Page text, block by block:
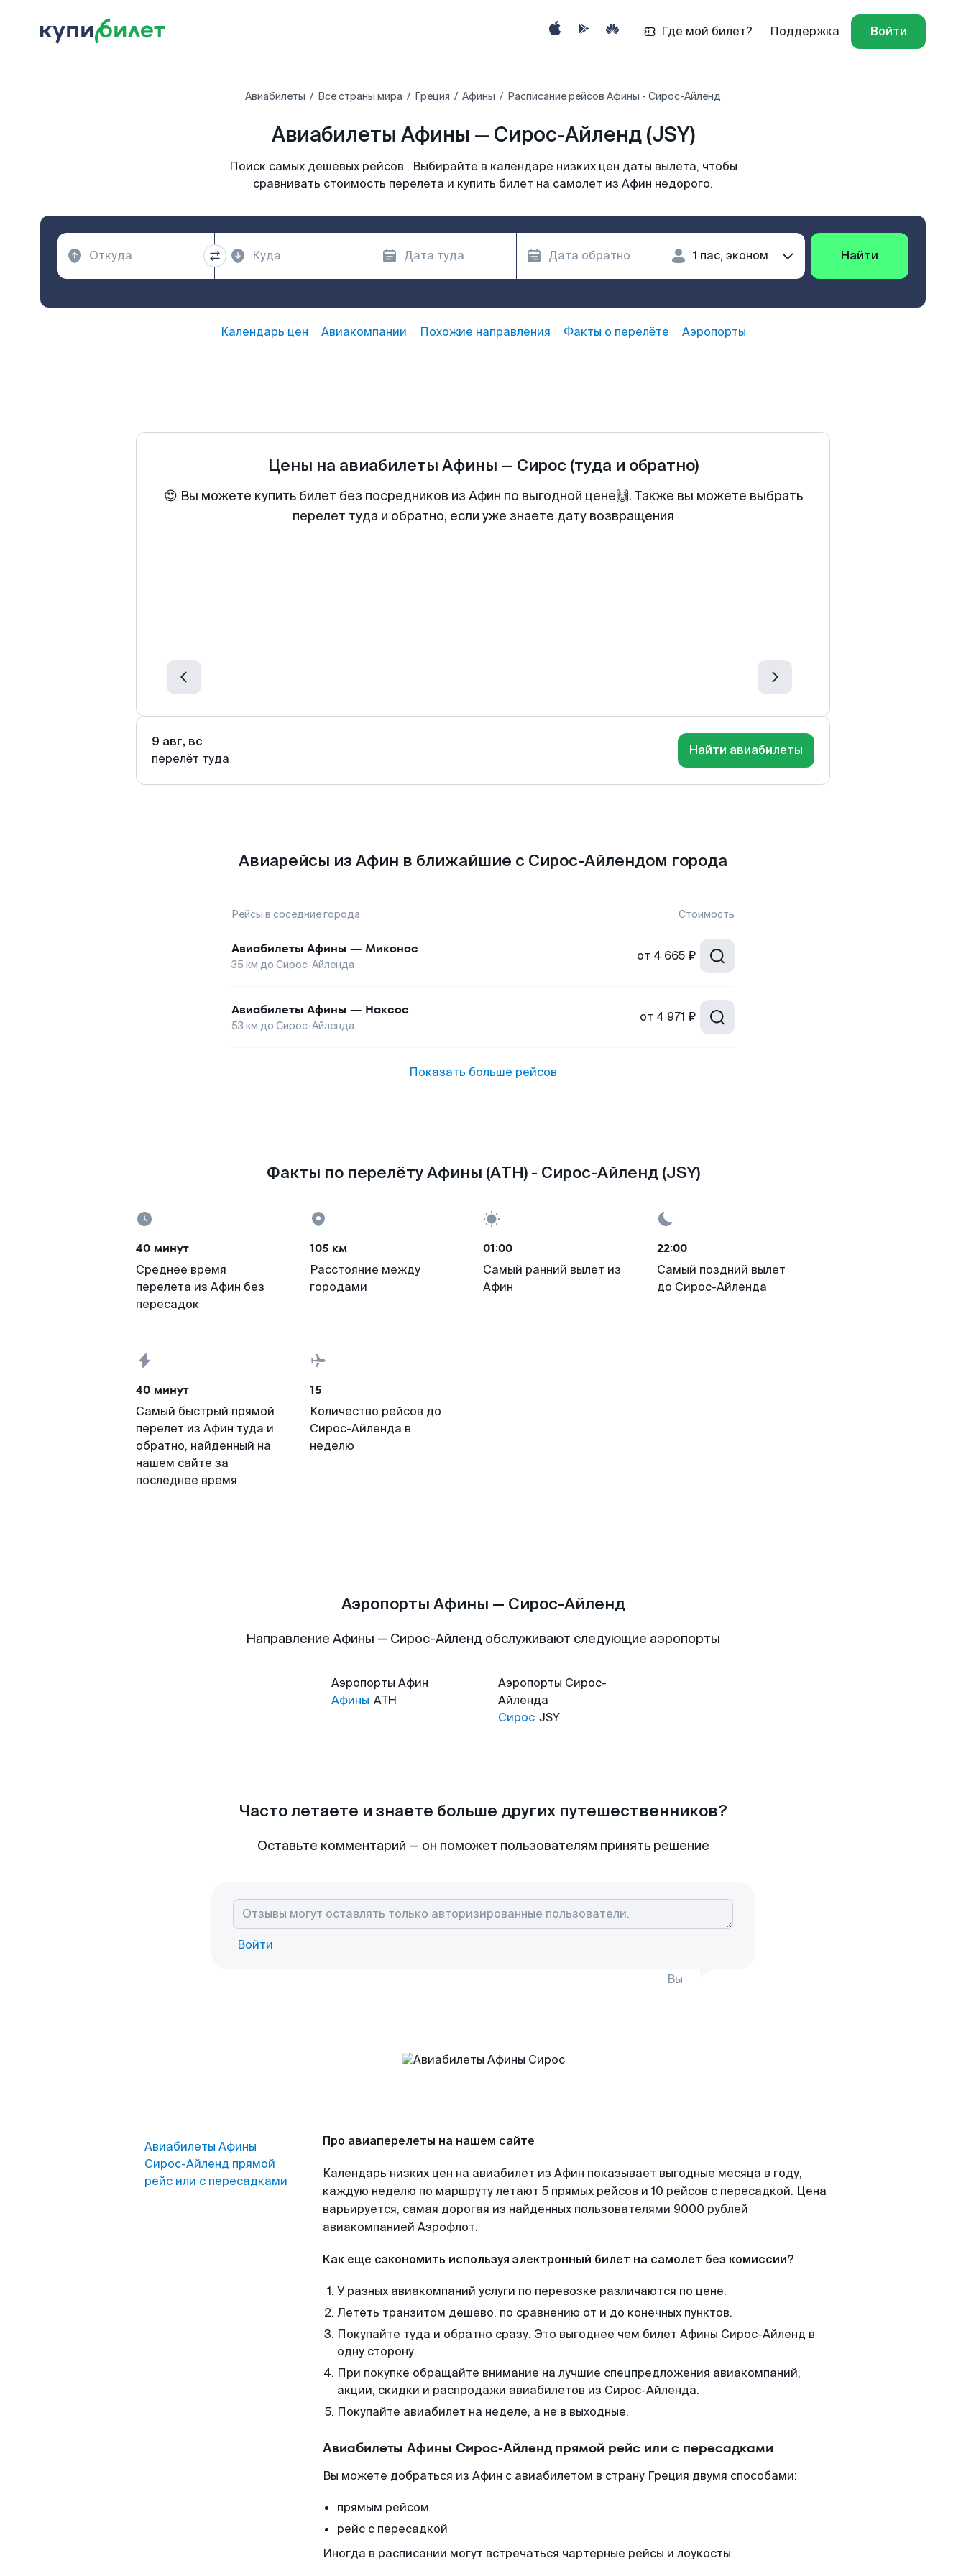
Где мой билет? Поддержка Войти
Авиабилеты Все страны мира Греция Афины Расписание рейсов Афины - Сирос-Айленд
Авиабилеты Афины — Сирос-Айленд (JSY)
Поиск самых дешевых рейсов . Выбирайте в календаре низких цен даты вылета, чтобы
сравнивать стоимость перелета и купить билет на самолет из Афин недорого.
Найти
Календарь цен Авиакомпании Похожие направления Факты о перелёте Аэропорты
Цены на авиабилеты Афины — Сирос (туда и обратно)
😍 Вы можете купить билет без посредников из Афин по выгодной цене🙌. Также вы можете выбрать
перелет туда и обратно, если уже знаете дату возвращения
9 авг, вс
перелёт туда
Найти авиабилеты
Авиарейсы из Афин в ближайшие с Сирос-Айлендом города
Рейсы в соседние города Стоимость
Авиабилеты Афины — Миконос
35 км до Сирос-Айленда
от 4 665 ₽
Авиабилеты Афины — Наксос
53 км до Сирос-Айленда
от 4 971 ₽
Показать больше рейсов
Факты по перелёту Афины (ATH) - Сирос-Айленд (JSY)
40 минут
Среднее время
перелета из Афин без
пересадок
105 км
Расстояние между
городами
01:00
Самый ранний вылет из
Афин
22:00
Самый поздний вылет
до Сирос-Айленда
40 минут
Самый быстрый прямой
перелет из Афин туда и
обратно, найденный на
нашем сайте за
последнее время
15
Количество рейсов до
Сирос-Айленда в
неделю
Аэропорты Афины — Сирос-Айленд
Направление Афины — Сирос-Айленд обслуживают следующие аэропорты
Аэропорты Афин
Афины ATH
Аэропорты Сирос-
Айленда
Сирос JSY
Часто летаете и знаете больше других путешественников?
Оставьте комментарий — он поможет пользователям принять решение
Войти
Вы
Авиабилеты Афины
Сирос-Айленд прямой
рейс или с пересадками
Про авиаперелеты на нашем сайте
Календарь низких цен на авиабилет из Афин показывает выгодные месяца в году,
каждую неделю по маршруту летают 5 прямых рейсов и 10 рейсов с пересадкой. Цена
варьируется, самая дорогая из найденных пользователями 9000 рублей
авиакомпанией Аэрофлот.
Как еще сэкономить используя электронный билет на самолет без комиссии?
У разных авиакомпаний услуги по перевозке различаются по цене.
Лететь транзитом дешево, по сравнению от и до конечных пунктов.
Покупайте туда и обратно сразу. Это выгоднее чем билет Афины Сирос-Айленд в
одну сторону.
При покупке обращайте внимание на лучшие спецпредложения авиакомпаний,
акции, скидки и распродажи авиабилетов из Сирос-Айленда.
Покупайте авиабилет на неделе, а не в выходные.
Авиабилеты Афины Сирос-Айленд прямой рейс или с пересадками
Вы можете добраться из Афин с авиабилетом в страну Греция двумя способами:
прямым рейсом
рейс с пересадкой
Иногда в расписании могут встречаться чартерные рейсы и лоукосты.